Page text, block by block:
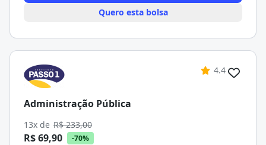
Quero esta bolsa
4.4
Administração Pública
13x de R$ 233,00
R$ 69,90 -70%